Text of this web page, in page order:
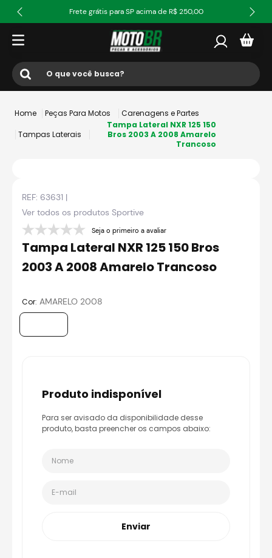
Frete grátis para SP acima de R$ 250,00
O que você busca?
5º capacete ls2
6 º jaqueta
7 º axxis fenix
8º bau
10º race tech
Peças Para Motos Carenagens e Partes
Tampas Laterais
Tampa Lateral NXR 125 150
Bros 2003 A 2008 Amarelo
Trancoso
REF: 63631 |
Ver todos os produtos Sportive
Seja o primeiro a avaliar
Tampa Lateral NXR 125 150 Bros
2003 A 2008 Amarelo Trancoso
Cor: AMARELO 2008
produto indisponível
Para ser avisado da disponibilidade desse
produto, basta preencher os campos abaixo:
Enviar